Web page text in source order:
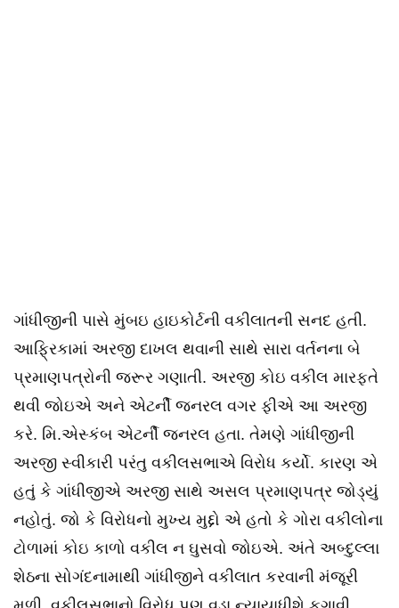
ગાંધીજીની પાસે મુંબઇ હાઇકોર્ટની વકીલાતની સનદ હતી.
આફ્રિકામાં અરજી દાખલ થવાની સાથે સારા વર્તનના બે
પ્રમાણપત્રોની જરૂર ગણાતી. અરજી કોઇ વકીલ મારફતે
થવી જોઇએ અને એટર્ની જનરલ વગર ફીએ આ અરજી
કરે. મિ.એસ્કંબ એટર્ની જનરલ હતા. તેમણે ગાંધીજીની
અરજી સ્વીકારી પરંતુ વકીલસભાએ વિરોધ કર્યો. કારણ એ
હતું કે ગાંધીજીએ અરજી સાથે અસલ પ્રમાણપત્ર જોડ્યું
નહોતું. જો કે વિરોધનો મુખ્ય મુદ્દો એ હતો કે ગોરા વકીલોના
ટોળામાં કોઇ કાળો વકીલ ન ઘુસવો જોઇએ. અંતે અબ્દુલ્લા
શેઠના સોગંદનામાથી ગાંધીજીને વકીલાત કરવાની મંજૂરી